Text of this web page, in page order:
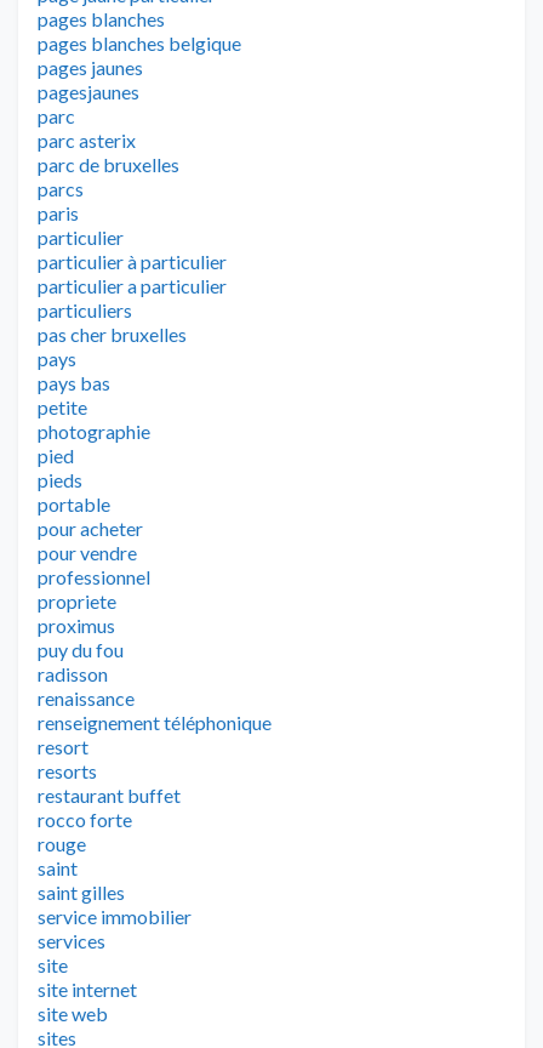
pages blanches
pages blanches belgique
pages jaunes
pagesjaunes
parc
parc asterix
parc de bruxelles
parcs
paris
particulier
particulier à particulier
particulier a particulier
particuliers
pas cher bruxelles
pays
pays bas
petite
photographie
pied
pieds
portable
pour acheter
pour vendre
professionnel
propriete
proximus
puy du fou
radisson
renaissance
renseignement téléphonique
resort
resorts
restaurant buffet
rocco forte
rouge
saint
saint gilles
service immobilier
services
site
site internet
site web
sites